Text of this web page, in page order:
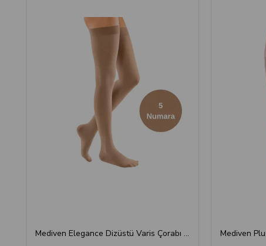
Mediven Elegance Dizüstü Varis Çorabı - CCL2 - Burnu Kapalı - Bej - 5 Numara